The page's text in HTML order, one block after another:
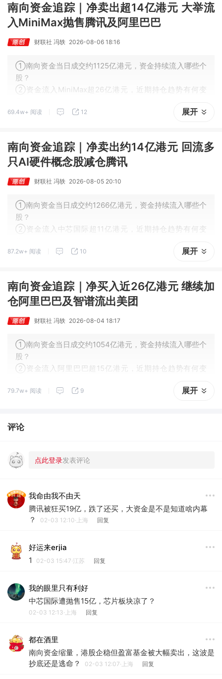
南向资金追踪｜净卖出超14亿港元 大举流
入MiniMax抛售腾讯及阿里巴巴
财联社 冯轶 2026-08-06 18:16
①南向资金当日成交约1125亿港元，资金持续流入哪些个
股？
②资金流入MiniMax超26亿港元，近期持仓趋势有何变
69.4w+ 阅读 12 展开
南向资金追踪｜净卖出约14亿港元 回流多
只AI硬件概念股减仓腾讯
财联社 冯轶 2026-08-05 20:10
①南向资金当日成交约1266亿港元，资金持续流入哪些个
股？
②资金流入中芯国际超11亿港元，近期持仓趋势有何变
87.2w+ 阅读 10 展开
南向资金追踪｜净买入近26亿港元 继续加
仓阿里巴巴及智谱流出美团
财联社 冯轶 2026-08-04 18:17
①南向资金当日成交约1054亿港元，资金持续流入哪些个
股？
②资金流入阿里巴巴超15亿港元，近期持仓趋势有何变
79.7w+ 阅读 9 展开
评论
我命由我不由天
腾讯被狂买19亿，跌了还买，大资金是不是知道啥内幕
？
02-03 12:10·上海 回复
好运来erjia
1
02-03 15:47·江苏 回复
我的眼里只有利好
中芯国际遭抛售15亿，芯片板块凉了？
02-03 12:13·上海 回复
都在酒里
南向资金缩量，港股企稳但盈富基金被大幅卖出，这波是
抄底还是逃命？
02-03 12:07·上海 回复